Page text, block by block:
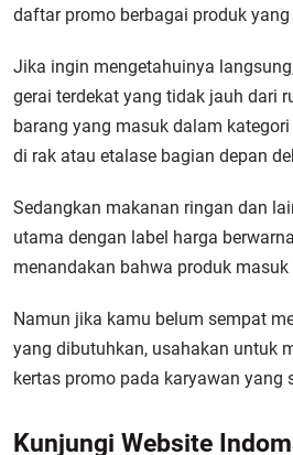
daftar promo berbagai produk yang
Jika ingin mengetahuinya
gerai terdekat yang tidak jauh dari
barang yang masuk dalam
di rak atau etalase bagian depan
Sedangkan makanan ringan dan
utama dengan label harga
menandakan bahwa produk
Namun jika kamu belum sempat
yang dibutuhkan, usahakan untuk
kertas promo pada karyawan yang
Kunjungi Website